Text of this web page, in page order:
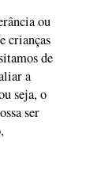
ou
crianças
de
a
seja, o
ser